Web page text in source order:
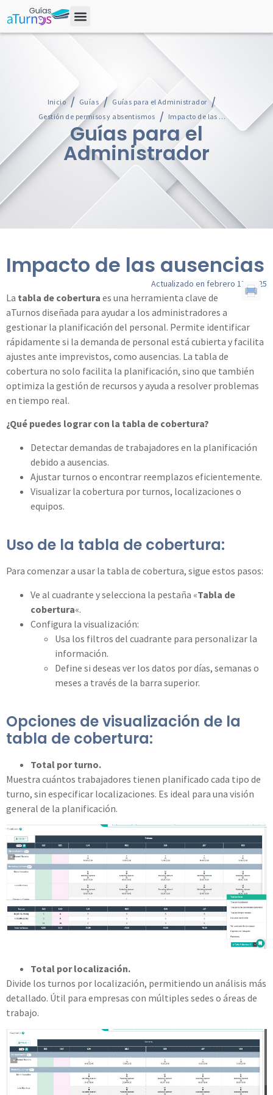
Inicio Guías
Guías para el Administrador
Gestión de permisos y absentismos
Impacto de las ausencias
Guías para el
Administrador
Impacto de las ausencias
Actualizado en febrero 17, 2025
La tabla de cobertura es una herramienta clave de
aTurnos diseñada para ayudar a los administradores a
gestionar la planificación del personal. Permite identificar
rápidamente si la demanda de personal está cubierta y facilita
ajustes ante imprevistos, como ausencias. La tabla de
cobertura no solo facilita la planificación, sino que también
optimiza la gestión de recursos y ayuda a resolver problemas
en tiempo real.
¿Qué puedes lograr con la tabla de cobertura?
Detectar demandas de trabajadores en la planificación
debido a ausencias.
Ajustar turnos o encontrar reemplazos eficientemente.
Visualizar la cobertura por turnos, localizaciones o
equipos.
Uso de la tabla de cobertura:
Para comenzar a usar la tabla de cobertura, sigue estos pasos:
Ve al cuadrante y selecciona la pestaña «Tabla de
cobertura«.
Configura la visualización:
Usa los filtros del cuadrante para personalizar la
información.
Define si deseas ver los datos por días, semanas o
meses a través de la barra superior.
Opciones de visualización de la
tabla de cobertura:
Total por turno.
Muestra cuántos trabajadores tienen planificado cada tipo de
turno, sin especificar localizaciones. Es ideal para una visión
general de la planificación.
Total por localización.
Divide los turnos por localización, permitiendo un análisis más
detallado. Útil para empresas con múltiples sedes o áreas de
trabajo.